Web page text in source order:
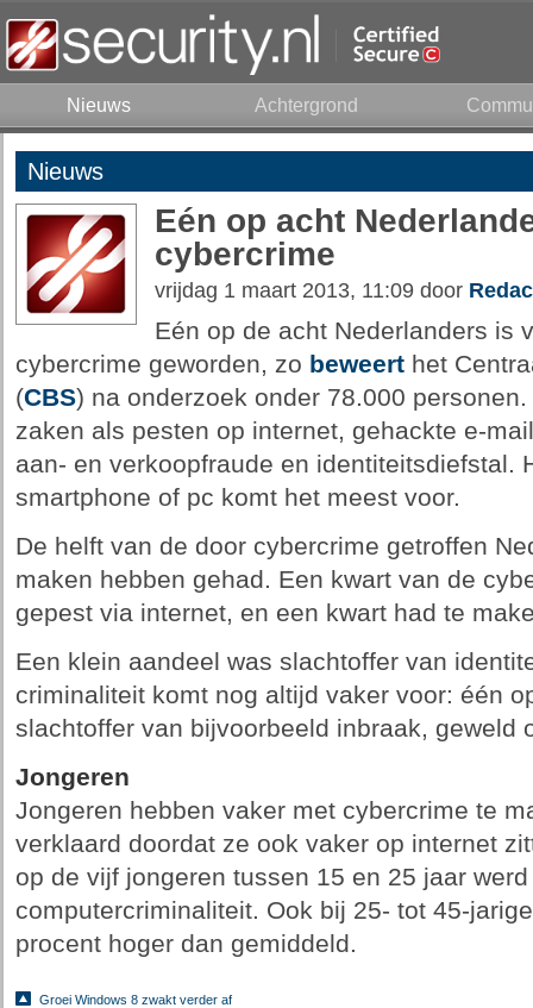
Nieuws Achtergrond
Nieuws
Eén op acht
cybercrime
vrijdag 1 maart 2013, 11:09 door
Eén op de acht Nederlanders is
cybercrime geworden, zo beweerthet
(CBS) na onderzoek onder 78.000
zaken als pesten op internet, gehackte e-
aan- en verkoopfraude en identiteitsdiefstal.
smartphone of pc komt het meest voor.
De helft van de door cybercrime getroffen
maken hebben gehad. Een kwart van de
gepest via internet, en een kwart had te
Een klein aandeel was slachtoffer van
criminaliteit komt nog altijd vaker voor: één
slachtoffer van bijvoorbeeld inbraak, geweld
Jongeren
Jongeren hebben vaker met cybercrime te
verklaard doordat ze ook vaker op internet
op de vijf jongeren tussen 15 en 25 jaar
computercriminaliteit. Ook bij 25- tot 45-
procent hoger dan gemiddeld.
Groei Windows 8 zwakt verder af